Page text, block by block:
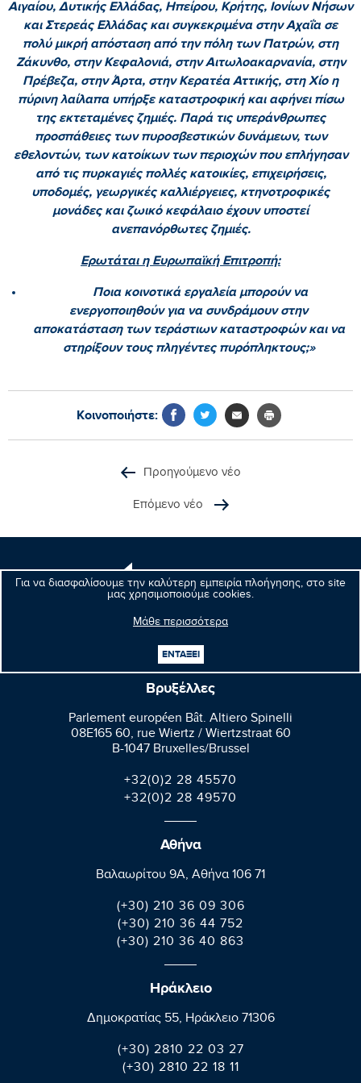
Για να διασφαλίσουμε την καλύτερη εμπειρία πλοήγησης, στο site
μας χρησιμοποιούμε cookies.
Μάθε περισσότερα
ΕΝΤΑΞΕΙ
Αιγαίου, Δυτικής Ελλάδας, Ηπείρου, Κρήτης, Ιονίων Νήσων
και Στερεάς Ελλάδας και συγκεκριμένα στην Αχαΐα σε
πολύ μικρή απόσταση από την πόλη των Πατρών, στη
Ζάκυνθο, στην Κεφαλονιά, στην Αιτωλοακαρνανία, στην
Πρέβεζα, στην Άρτα, στην Κερατέα Αττικής, στη Χίο η
πύρινη λαίλαπα υπήρξε καταστροφική και αφήνει πίσω
της εκτεταμένες ζημιές. Παρά τις υπεράνθρωπες
προσπάθειες των πυροσβεστικών δυνάμεων, των
εθελοντών, των κατοίκων των περιοχών που επλήγησαν
από τις πυρκαγιές πολλές κατοικίες, επιχειρήσεις,
υποδομές, γεωργικές καλλιέργειες, κτηνοτροφικές
μονάδες και ζωικό κεφάλαιο έχουν υποστεί
ανεπανόρθωτες ζημιές.
Ερωτάται η Ευρωπαϊκή Επιτροπή:
Ποια κοινοτικά εργαλεία μπορούν να
ενεργοποιηθούν για να συνδράμουν στην
αποκατάσταση των τεράστιων καταστροφών και να
στηρίξουν τους πληγέντες πυρόπληκτους;»
Κοινοποιήστε:
Προηγούμενο νέο
Επόμενο νέο
Μανώλης
Κεφαλογιάννης
Βρυξέλλες
Parlement européen Bât. Altiero Spinelli
08E165 60, rue Wiertz / Wiertzstraat 60
B-1047 Bruxelles/Brussel
+32(0)2 28 45570
+32(0)2 28 49570
Αθήνα
Βαλαωρίτου 9A, Aθήνα 106 71
(+30) 210 36 09 306
(+30) 210 36 44 752
(+30) 210 36 40 863
Ηράκλειο
Δημοκρατίας 55, Ηράκλειο 71306
(+30) 2810 22 03 27
(+30) 2810 22 18 11